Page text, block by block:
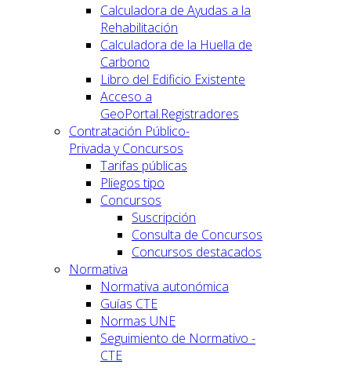
Calculadora de Ayudas a la
Rehabilitación
Calculadora de la Huella de
Carbono
Libro del Edificio Existente
Acceso a
GeoPortal.Registradores
Contratación Público-
Privada y Concursos
Tarifas públicas
Pliegos tipo
Concursos
Suscripción
Consulta de Concursos
Concursos destacados
Normativa
Normativa autonómica
Guías CTE
Normas UNE
Seguimiento de Normativo -
CTE